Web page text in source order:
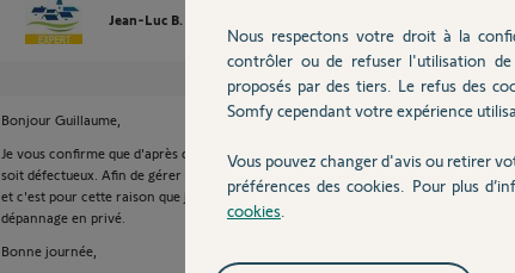
Jean-Luc B.
Bonjour Guillaume,
Je vous confirme que d'après ce que vous nous indiquez, il semblerait que votre
soit défectueux. Afin de gérer votre SAV, je vais avoir besoin d'informations
et c'est pour cette raison que je viens de vous envoyer un mail pour continuer
dépannage en privé.
Bonne journée,
Nous respectons votre droit à la
contrôler ou de refuser l'utilisation
proposés par des tiers. Le refus des
Somfy cependant votre expérience
Vous pouvez changer d'avis ou retirer
préférences des cookies. Pour plus
cookies